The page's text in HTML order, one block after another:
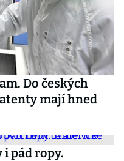
Do českých
mají hned
i pád ropy.